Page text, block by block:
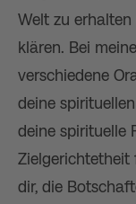
Welt zu
klären. Bei
verschiedene
deine
deine spirituelle
Zielgerichtetheit
dir, die